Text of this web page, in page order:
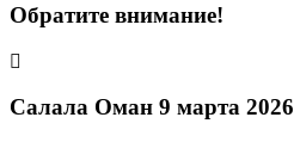
Обратите внимание!
Салала Оман 9 марта 2026